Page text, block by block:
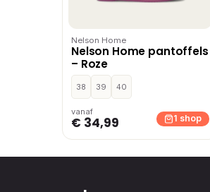
Nelson Home
Nelson Home pantoffels
– Roze
38 39 40
vanaf
€ 34,99 1 shop